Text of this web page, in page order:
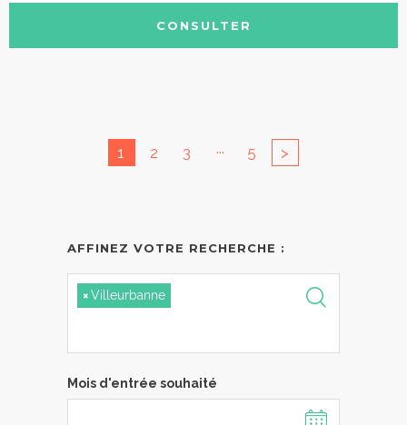
CONSULTER
1 2 3 ... 5 >
AFFINEZ VOTRE RECHERCHE :
×Villeurbanne
Mois d'entrée souhaité